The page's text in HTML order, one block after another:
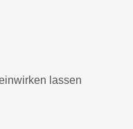
lassen